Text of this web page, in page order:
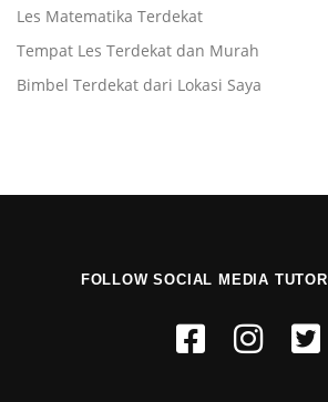
Les Matematika Terdekat
Tempat Les Terdekat dan Murah
Bimbel Terdekat dari Lokasi Saya
FOLLOW SOCIAL MEDIA